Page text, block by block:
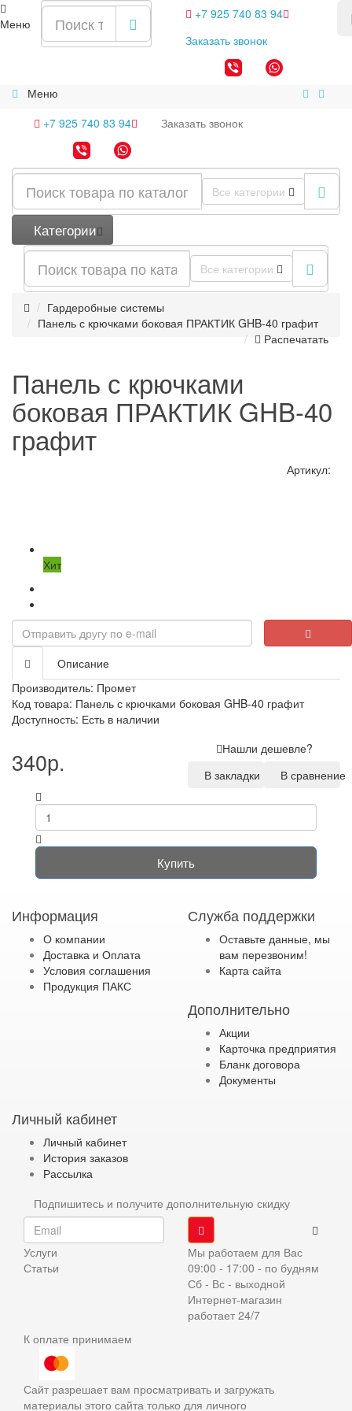
Меню
+7 925 740 83 94
Заказатьзвонок
Меню
+7 925 740 83 94
Заказать звонок
Все категории
Категории
Все категории
Гардеробные системы
Панель с крючками боковая ПРАКТИК GHB-40 графит
Распечатать
Панель с крючками
боковая ПРАКТИК GHB-40
графит
Артикул:
Хит
Описание
Производитель: Промет
Код товара: Панель с крючками боковая GHB-40 графит
Доступность: Есть в наличии
340р.
Нашли дешевле?
В закладки
В сравнение
Купить
Информация
О компании
Доставка и Оплата
Условия соглашения
Продукция ПАКС
Служба поддержки
Оставьте данные, мы
вам перезвоним!
Карта сайта
Дополнительно
Акции
Карточка предприятия
Бланк договора
Документы
Личный кабинет
Личный кабинет
История заказов
Рассылка
Подпишитесь и получите дополнительную скидку
Услуги
Статьи
Мы работаем для Вас
09:00 - 17:00 - по будням
Сб - Вс - выходной
Интернет-магазин
работает 24/7
К оплате принимаем
Сайт разрешает вам просматривать и загружать
материалы этого сайта только для личного